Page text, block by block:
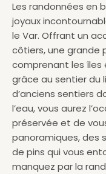
Les randonnées en
joyaux
le Var. Offrant un
côtiers, une grande
comprenant les
grâce au sentier du
d’anciens sentiers
l’eau, vous aurez
préservée et de
panoramiques, des
de pins qui vous
manquez par la